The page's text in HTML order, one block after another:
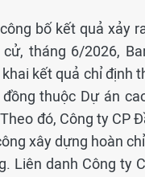
bố kết quả xảy
tháng 6/2026,
kết quả chỉ định
thuộc Dự án
đó, Công ty CP
xây dựng hoàn
Liên danh Công ty